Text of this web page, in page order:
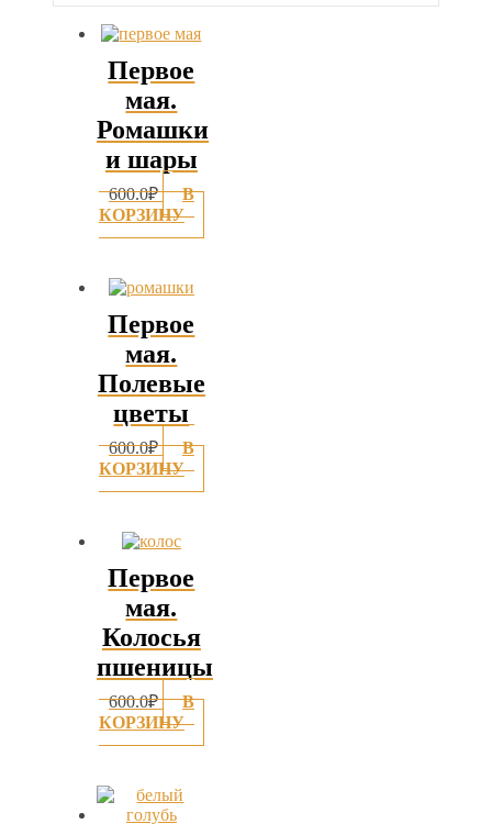
Первое
мая.
Ромашки
и шары
600.0₽
В
КОРЗИНУ
Первое
мая.
Полевые
цветы
600.0₽
В
КОРЗИНУ
Первое
мая.
Колосья
пшеницы
600.0₽
В
КОРЗИНУ